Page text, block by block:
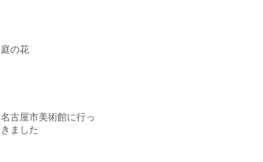
庭の花
名古屋市美術館に行って
きました